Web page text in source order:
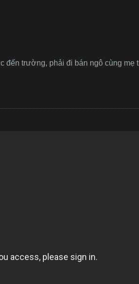
đến trường, phải đi bán ngô cùng mẹ